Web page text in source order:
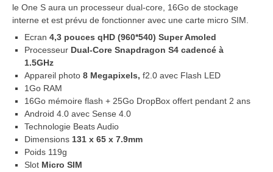
le One S aura un processeur dual-core, 16Go de stockage
interne et est prévu de fonctionner avec une carte micro SIM.
Ecran 4,3 pouces qHD (960*540) Super Amoled
Processeur Dual-Core Snapdragon S4 cadencé à
1.5GHz
Appareil photo 8 Megapixels, f2.0 avec Flash LED
1Go RAM
16Go mémoire flash + 25Go DropBox offert pendant 2 ans
Android 4.0 avec Sense 4.0
Technologie Beats Audio
Dimensions 131 x 65 x 7.9mm
Poids 119g
Slot Micro SIM